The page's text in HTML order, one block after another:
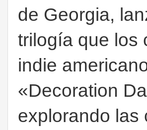
de Georgia,
trilogía que los
indie
«Decoration
explorando las